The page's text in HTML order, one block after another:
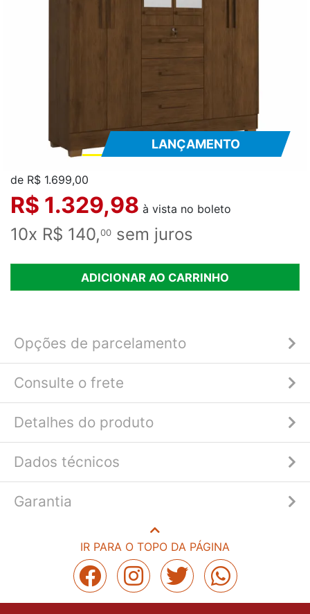
LANÇAMENTO
de R$ 1.699,00
R$ 1.329,98 à vista no boleto
10x R$ 140,00 sem juros
ADICIONAR AO CARRINHO
Opções de parcelamento
Consulte o frete
Detalhes do produto
Dados técnicos
Garantia
IR PARA O TOPO DA PÁGINA